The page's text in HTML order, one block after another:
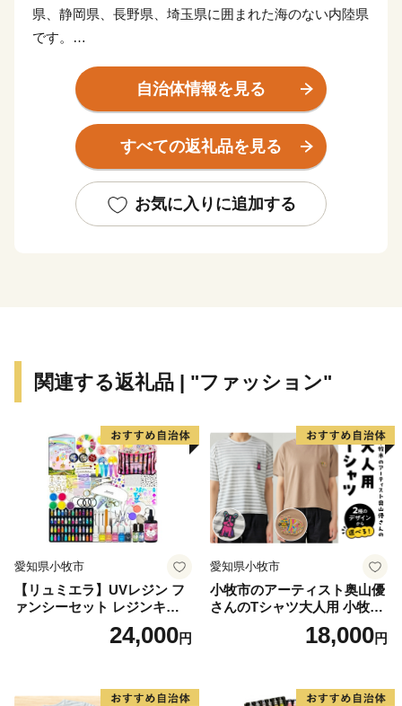
県、静岡県、長野県、埼玉県に囲まれた海のない内陸県
です。
78%を森林が占め、富士山、八ヶ岳、南アルプスなどの
自然豊かな観光資源に恵まれています。
また、豊富な水と太陽の恵みが育んださまざまな農産
「やまなしブランド」として、国内外で認知されていま
の特急で新宿～甲府が90分で結ばれるなど、東京圏から
の利便性が高い地域です。
また、リニア中央新幹線の開業（予定）や中部横断自動
車道の整備等により、さらに利便性の向上が期待されて
います。
◆ 贈呈するお礼の品(返礼品)は、山梨県以外の都道府
◆ 返礼品の贈呈は個人の方に限ります。(法人は対象
◆ 返礼品の贈呈は１回の申出につき１品になります。
自治体情報を見る
すべての返礼品を見る
お気に入りに追加する
関連する返礼品 | "ファッション"
愛知県小牧市
【リュミエラ】UVレジン フ
ァンシーセット レジンキッ
ト ハンドメイド レジンクラ
フト アクセサリーキット 手
24,000円
愛知県小牧市
小牧市のアーティスト奥山優
さんのTシャツ大人用 小牧市
18,000円